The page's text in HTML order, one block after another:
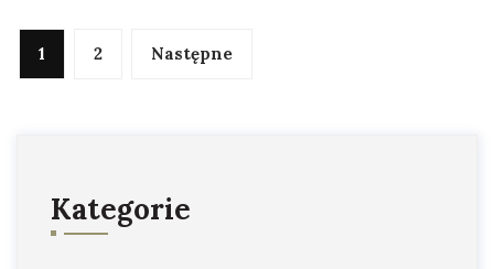
wpisach
Stronicowanie
1 2 Następne
Kategorie